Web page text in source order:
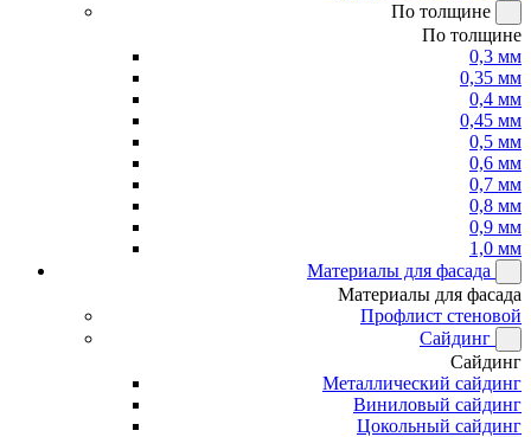
По толщине
По толщине
0,3 мм
0,35 мм
0,4 мм
0,45 мм
0,5 мм
0,6 мм
0,7 мм
0,8 мм
0,9 мм
1,0 мм
Материалы для фасада
Материалы для фасада
Профлист стеновой
Сайдинг
Сайдинг
Металлический сайдинг
Виниловый сайдинг
Цокольный сайдинг